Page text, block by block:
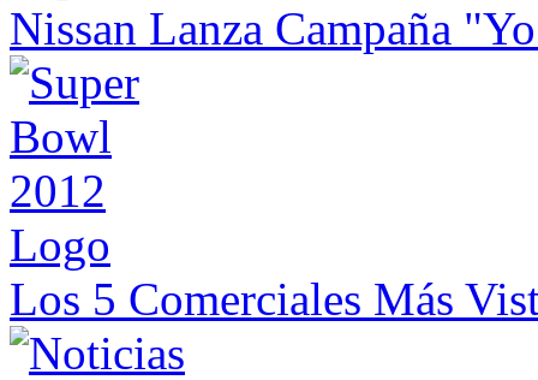
Nissan Lanza Campaña
Los 5 Comerciales Más